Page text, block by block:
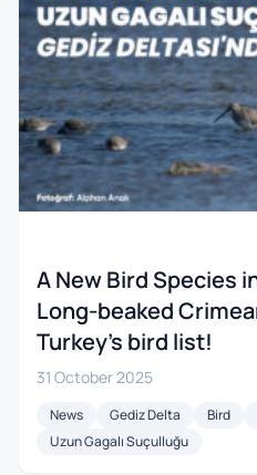
A New Bird Species
Long-beaked
Turkey's bird list!
31 October 2025
News Gediz Delta Bird
Uzun Gagalı Suçulluğu